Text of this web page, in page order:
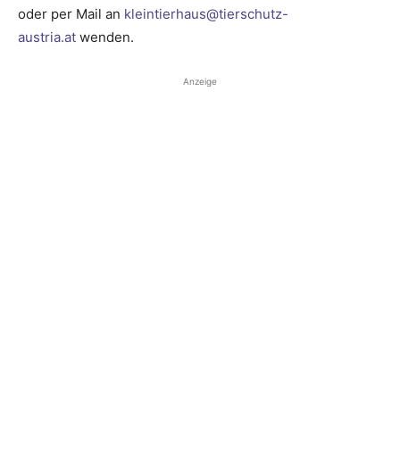
oder per Mail an kleintierhaus@tierschutz-
austria.at wenden.
Anzeige